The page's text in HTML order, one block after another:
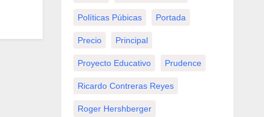
Políticas Púbicas Portada
Precio Principal
Proyecto Educativo Prudence
Ricardo Contreras Reyes
Roger Hershberger